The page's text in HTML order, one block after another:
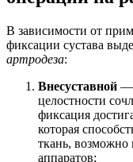
В зависимости от
фиксации сустава
артродеза:
Внесуставной —
целостности
фиксация
которая
ткань,
аппаратов;